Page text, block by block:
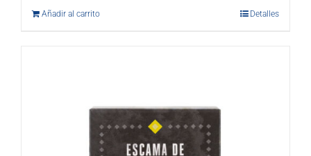
Añadir al carrito Detalles